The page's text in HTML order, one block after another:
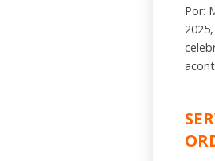
Por: